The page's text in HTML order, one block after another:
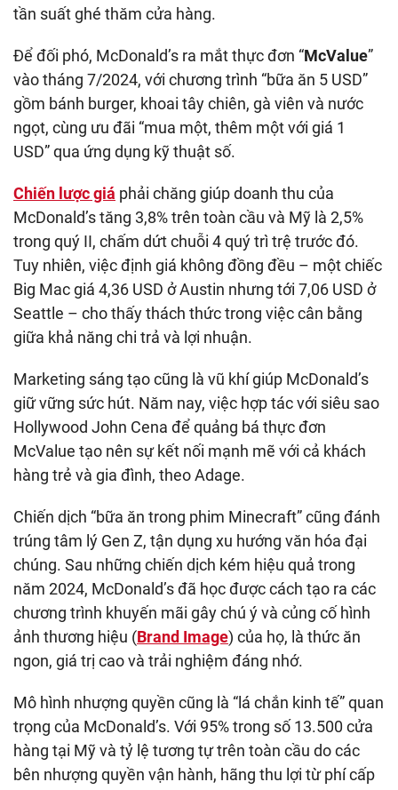
tần suất ghé thăm cửa hàng.
Để đối phó, McDonald’s ra mắt thực đơn “McValue”
vào tháng 7/2024, với chương trình “bữa ăn 5 USD”
gồm bánh burger, khoai tây chiên, gà viên và nước
ngọt, cùng ưu đãi “mua một, thêm một với giá 1
USD” qua ứng dụng kỹ thuật số.
Chiến lược giá phải chăng giúp doanh thu của
McDonald’s tăng 3,8% trên toàn cầu và Mỹ là 2,5%
trong quý II, chấm dứt chuỗi 4 quý trì trệ trước đó.
Tuy nhiên, việc định giá không đồng đều – một chiếc
Big Mac giá 4,36 USD ở Austin nhưng tới 7,06 USD ở
Seattle – cho thấy thách thức trong việc cân bằng
giữa khả năng chi trả và lợi nhuận.
Marketing sáng tạo cũng là vũ khí giúp McDonald’s
giữ vững sức hút. Năm nay, việc hợp tác với siêu sao
Hollywood John Cena để quảng bá thực đơn
McValue tạo nên sự kết nối mạnh mẽ với cả khách
hàng trẻ và gia đình, theo Adage.
Chiến dịch “bữa ăn trong phim Minecraft” cũng đánh
trúng tâm lý Gen Z, tận dụng xu hướng văn hóa đại
chúng. Sau những chiến dịch kém hiệu quả trong
năm 2024, McDonald’s đã học được cách tạo ra các
chương trình khuyến mãi gây chú ý và củng cố hình
ảnh thương hiệu (Brand Image) của họ, là thức ăn
ngon, giá trị cao và trải nghiệm đáng nhớ.
Mô hình nhượng quyền cũng là “lá chắn kinh tế” quan
trọng của McDonald’s. Với 95% trong số 13.500 cửa
hàng tại Mỹ và tỷ lệ tương tự trên toàn cầu do các
bên nhượng quyền vận hành, hãng thu lợi từ phí cấp